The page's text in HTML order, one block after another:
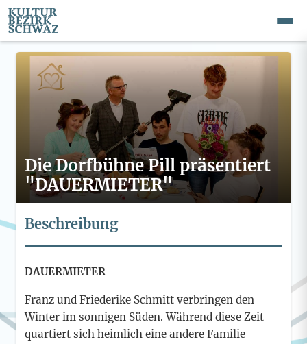
Die Dorfbühne Pill präsentiert
"DAUERMIETER"
Beschreibung
DAUERMIETER
Franz und Friederike Schmitt verbringen den
Winter im sonnigen Süden. Während diese Zeit
quartiert sich heimlich eine andere Familie